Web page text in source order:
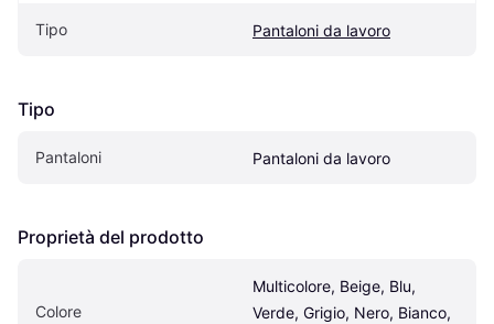
Tipo Pantaloni da lavoro
Tipo
Pantaloni Pantaloni da lavoro
Proprietà del prodotto
Colore
Multicolore, Beige, Blu,
Verde, Grigio, Nero, Bianco,